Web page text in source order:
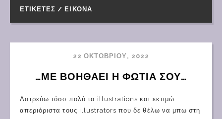
ΕΤΙΚΈΤΕΣ / ΕΙΚΌΝΑ
22 ΟΚΤΩΒΡΊΟΥ, 2022
…ΜΕ ΒΟΗΘΑΕΙ Η ΦΩΤΙΑ ΣΟΥ…
Λατρεύω τόσο πολύ τα illustrations και εκτιμώ
απεριόριστα τους illustrators που δε θέλω να μπω στη